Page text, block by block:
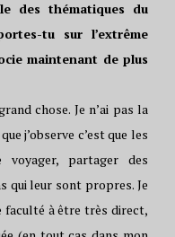
des thématiques du
tu sur l’extrême
maintenant de plus
chose. Je n’ai pas la
j’observe c’est que les
partager des
qui leur sont propres. Je
faculté à être très direct,